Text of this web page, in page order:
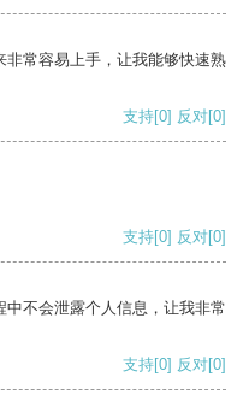
常容易上手，让我能够快速熟
支持[0] 反对[0]
支持[0] 反对[0]
不会泄露个人信息，让我非常
支持[0] 反对[0]